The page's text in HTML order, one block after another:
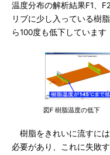
温度分布の解析結果F1、
リブに少し入っている樹
ら100度も低下しています
図F 樹脂温度の低下
樹脂をきれいに流すに
必要があり、これに失敗